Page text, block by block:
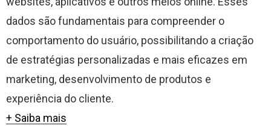
dados são fundamentais para compreender o
comportamento do usuário, possibilitando a criação
de estratégias personalizadas e mais eficazes em
marketing, desenvolvimento de produtos e
experiência do cliente.
+ Saiba mais